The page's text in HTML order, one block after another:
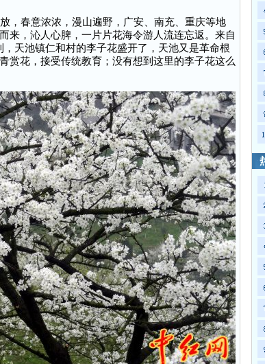
春意浓浓，漫山遍野，广安、南充、重庆等地
来，沁人心脾，一片片花海令游人流连忘返。来自
天池镇仁和村的李子花盛开了，天池又是革命根
赏花，接受传统教育；没有想到这里的李子花这么